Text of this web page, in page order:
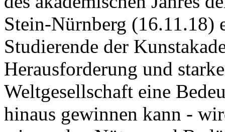
Stein-Nürnberg (16.11.18)
Studierende der
Herausforderung und
Weltgesellschaft eine
hinaus gewinnen kann -